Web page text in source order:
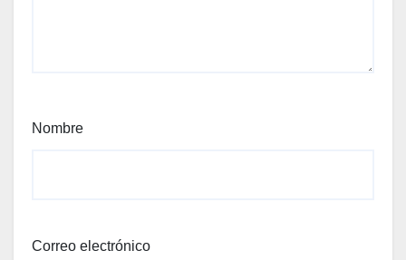
Nombre
Correo electrónico